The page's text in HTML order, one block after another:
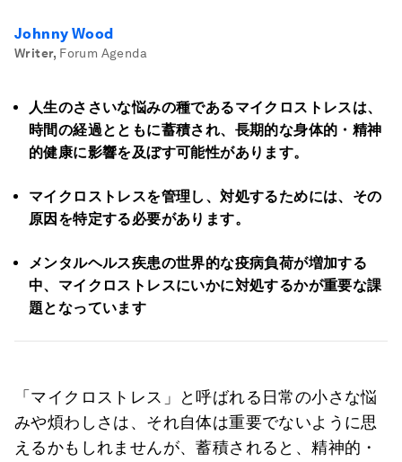
Johnny Wood
Writer, Forum Agenda
人生のささいな悩みの種であるマイクロストレスは、
時間の経過とともに蓄積され、長期的な身体的・精神
的健康に影響を及ぼす可能性があります。
マイクロストレスを管理し、対処するためには、その
原因を特定する必要があります。
メンタルヘルス疾患の世界的な疫病負荷が増加する
中、マイクロストレスにいかに対処するかが重要な課
題となっています
「マイクロストレス」と呼ばれる日常の小さな悩
みや煩わしさは、それ自体は重要でないように思
えるかもしれませんが、蓄積されると、精神的・